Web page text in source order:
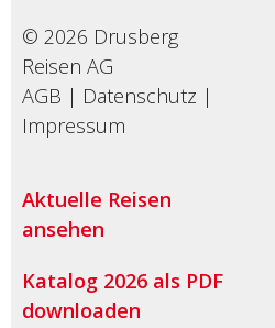
© 2026 Drusberg
Reisen AG
AGB | Datenschutz |
Impressum
Aktuelle Reisen
ansehen
Katalog 2026 als PDF
downloaden